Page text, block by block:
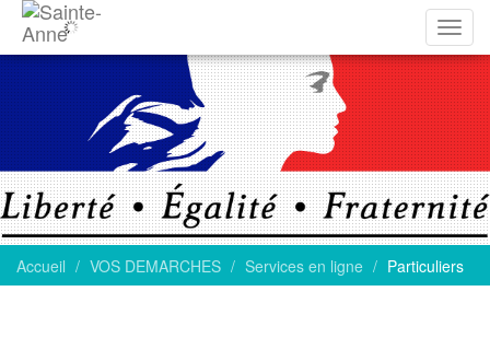
la
Accueil VOS DEMARCHES Services en ligne Particuliers